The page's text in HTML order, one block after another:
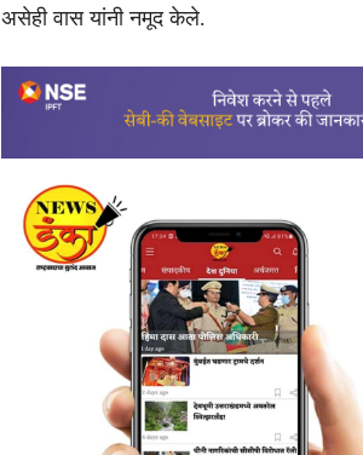
असेही वास यांनी नमूद केले.